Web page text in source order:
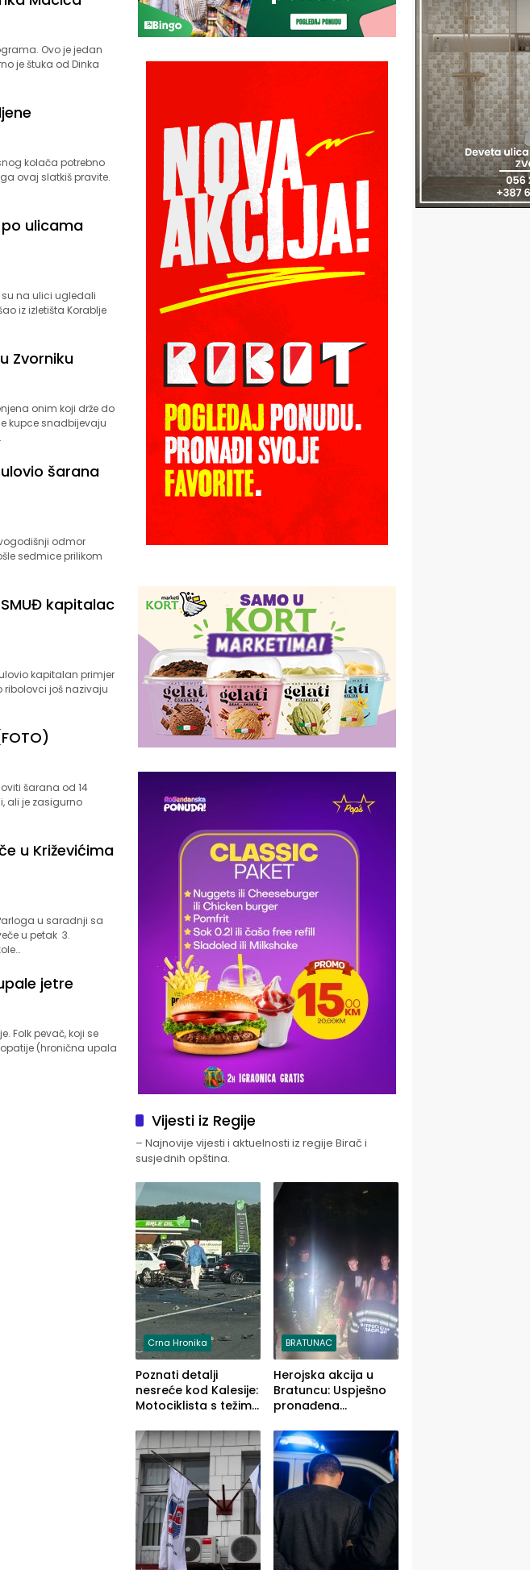
Ovo je jedan
je štuka od Dinka
kolača potrebno
ovaj slatkiš pravite.
ulicama
na ulici ugledali
iz izletišta Korablje
Zvorniku
onim koji drže do
kupce snadbijevaju
šarana
odmor
sedmice prilikom
kapitalac
kapitalan primjer
ribolovci još nazivaju
šarana od 14
ali je zasigurno
u Križevićima
u saradnji sa
u petak 3.
jetre
Folk pevač, koji se
(hronična upala
Vijesti iz Regije
– Najnovije vijesti i aktuelnosti iz regije Birač i
susjednih opština.
Crna Hronika
Poznati detalji
nesreće kod Kalesije:
Motociklista s težim,
lakšim povredama
BRATUNAC
Herojska akcija u
Bratuncu: Uspješno
pronađena
a Ivanka Lazić,
rodom iz Kravice.